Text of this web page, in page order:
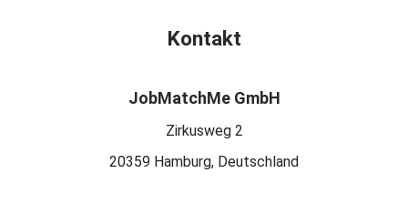
Kontakt
JobMatchMe GmbH
Zirkusweg 2
20359 Hamburg, Deutschland